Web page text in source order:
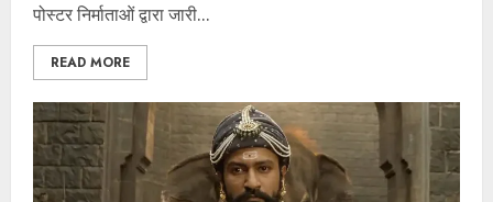
पोस्टर निर्माताओं द्वारा जारी...
READ MORE